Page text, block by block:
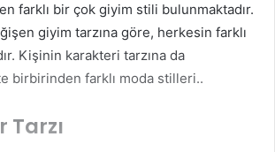
farklı bir çok giyim stili bulunmaktadır.
giyim tarzına göre, herkesin farklı
Kişinin karakteri tarzına da
birbirinden farklı moda stilleri..
Tarzı